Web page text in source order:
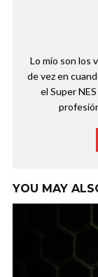
Lo mío son los
de vez en
el Super
YOU MAY